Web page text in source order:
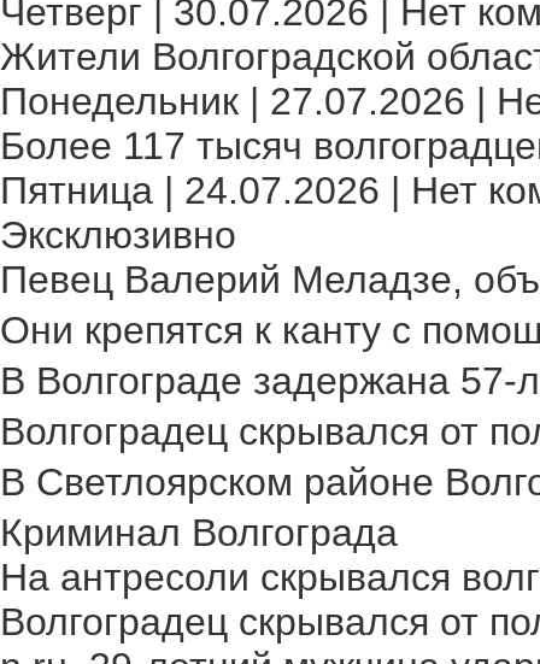
Четверг | 30.07.2026 | Нет
Жители Волгоградской
Понедельник | 27.07.2026 |
Более 117 тысяч
Пятница | 24.07.2026 | Нет
Эксклюзивно
Певец Валерий Меладзе,
Они крепятся к канту с
В Волгограде задержана 57-
Волгоградец скрывался от
В Светлоярском районе
Криминал Волгограда
На антресоли скрывался
Волгоградец скрывался от